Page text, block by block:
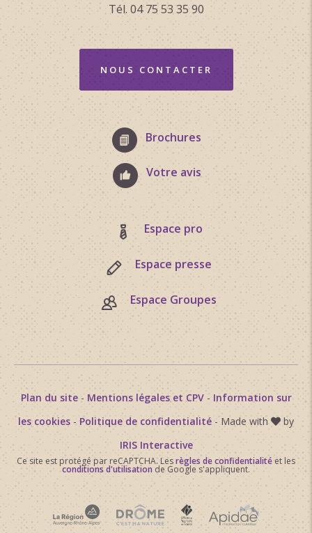
Tél. 04 75 53 35 90
NOUS CONTACTER
Brochures
Votre avis
Espace pro
Espace presse
Espace Groupes
Plan du site- Mentions légales et CPV- Information sur
les cookies - Politique de confidentialité - Made with
by
IRIS Interactive
Ce site est protégé par reCAPTCHA. Lesrègles de confidentialitéet les
conditions d'utilisation de Google s'appliquent.